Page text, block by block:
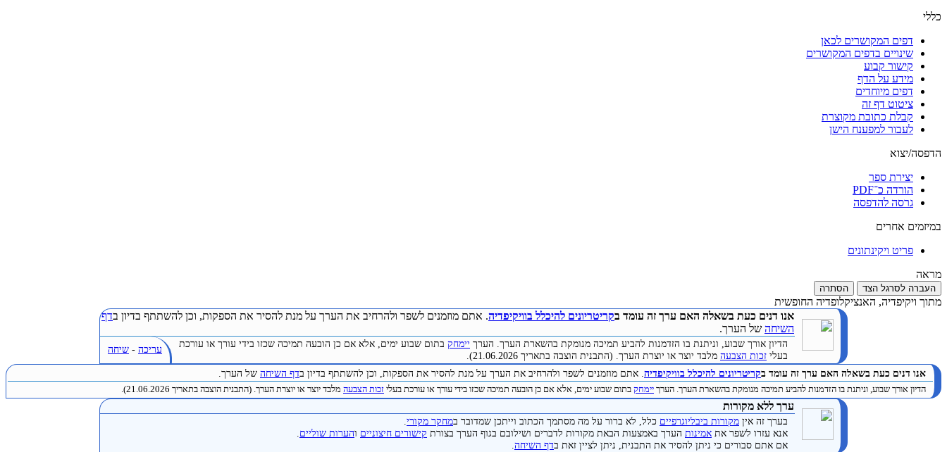
כללי
דפים המקושרים לכאן
שינויים בדפים המקושרים
קישור קבוע
מידע על הדף
דפים מיוחדים
ציטוט דף זה
קבלת כתובת מקוצרת
לעבור למפענח הישן
הדפסה/יצוא
יצירת ספר
הורדה כ־PDF
גרסה להדפסה
במיזמים אחרים
פריט ויקינתונים
מראה
העברה לסרגל הצד הסתרה
מתוך ויקיפדיה, האנציקלופדיה החופשית
אנו דנים כעת בשאלה האם ערך זה עומד בקריטריונים להיכלל בוויקיפדיה. אתם מוזמנים לשפר ולהרחיב את הערך על מנת להסיר את הספקות, וכן להשתתף בדיון בדף
השיחה של הערך.
הדיון אורך שבוע, וניתנת בו הזדמנות להביע תמיכה מנומקת בהשארת הערך. הערך יימחק בתום שבוע ימים, אלא אם כן הובעה תמיכה שכזו בידי עורך או עורכת
בעלי זכות הצבעה מלבד יוצר או יוצרת הערך. (התבנית הוצבה בתאריך 21.06.2026).
עריכה - שיחה
אנו דנים כעת בשאלה האם ערך זה עומד בקריטריונים להיכלל בוויקיפדיה. אתם מוזמנים לשפר ולהרחיב את הערך על מנת להסיר את הספקות, וכן להשתתף בדיון בדף השיחה של הערך.
הדיון אורך שבוע, וניתנת בו הזדמנות להביע תמיכה מנומקת בהשארת הערך. הערך יימחק בתום שבוע ימים, אלא אם כן הובעה תמיכה שכזו בידי עורך או עורכת בעלי זכות הצבעה מלבד יוצר או יוצרת הערך. (התבנית הוצבה בתאריך 21.06.2026).
ערך ללא מקורות
בערך זה אין מקורות ביבליוגרפיים כלל, לא ברור על מה מסתמך הכתוב וייתכן שמדובר במחקר מקורי.
אנא עזרו לשפר את אמינות הערך באמצעות הבאת מקורות לדברים ושילובם בגוף הערך בצורת קישורים חיצוניים והערות שוליים.
אם אתם סבורים כי ניתן להסיר את התבנית, ניתן לציין זאת בדף השיחה.